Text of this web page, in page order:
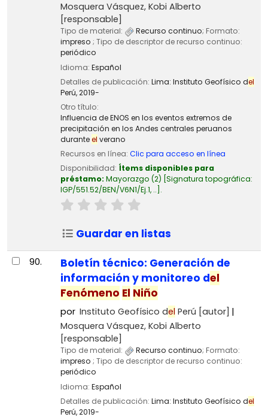
Mosquera Vásquez, Kobi Alberto
[responsable]
Tipo de material: Recurso continuo; Formato:
impreso ; Tipo de descriptor de recurso continuo:
periódico
Idioma: Español
Detalles de publicación: Lima: Instituto Geofísico del
Perú,2019-
Otro título:
Influencia de ENOS en los eventos extremos de
precipitación en los Andes centrales peruanos
duranteel verano
Recursos en línea: Clic para acceso en línea
Disponibilidad: Ítems disponibles para
préstamo: Mayorazgo (2) Signatura topográfica:
IGP/551.52/BEN/V6N1/Ej.1, .. .
Guardar en listas
90.
Boletín técnico: Generación de
información y monitoreo del
Fenómeno El Niño
por Instituto Geofísico del Perú [autor]
Mosquera Vásquez, Kobi Alberto
[responsable]
Tipo de material: Recurso continuo; Formato:
impreso ; Tipo de descriptor de recurso continuo:
periódico
Idioma: Español
Detalles de publicación: Lima: Instituto Geofísico del
Perú,2019-